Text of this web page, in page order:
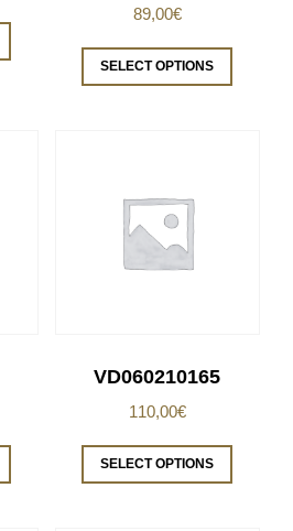
89,00€
SELECT OPTIONS
VD060210165
110,00€
SELECT OPTIONS